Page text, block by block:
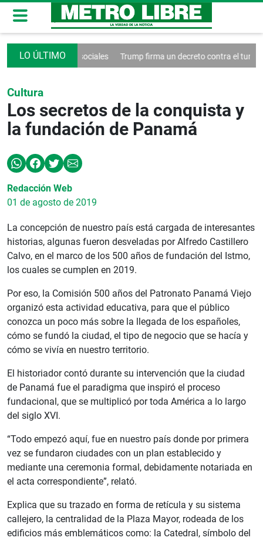
de las redes sociales Trump firma un decreto contra el turismo
Cultura
Los secretos de la conquista y
la fundación de Panamá
Redacción Web
01 de agosto de 2019
La concepción de nuestro país está cargada de interesantes
historias, algunas fueron desveladas por Alfredo Castillero
Calvo, en el marco de los 500 años de fundación del Istmo,
los cuales se cumplen en 2019.
Por eso, la Comisión 500 años del Patronato Panamá Viejo
organizó esta actividad educativa, para que el público
conozca un poco más sobre la llegada de los españoles,
cómo se fundó la ciudad, el tipo de negocio que se hacía y
cómo se vivía en nuestro territorio.
El historiador contó durante su intervención que la ciudad
de Panamá fue el paradigma que inspiró el proceso
fundacional, que se multiplicó por toda América a lo largo
del siglo XVI.
“Todo empezó aquí, fue en nuestro país donde por primera
vez se fundaron ciudades con un plan establecido y
mediante una ceremonia formal, debidamente notariada en
el acta correspondiente”, relató.
Explica que su trazado en forma de retícula y su sistema
callejero, la centralidad de la Plaza Mayor, rodeada de los
edificios más emblemáticos como: la Catedral, símbolo del